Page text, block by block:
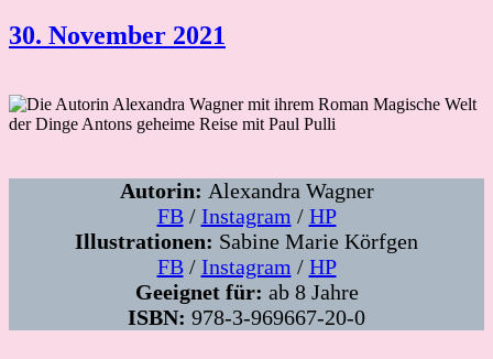
30. November 2021
Autorin: Alexandra Wagner
FB/ Instagram / HP
Illustrationen: Sabine Marie Körfgen
FB/ Instagram / HP
Geeignet für: ab 8 Jahre
ISBN: 978-3-969667-20-0